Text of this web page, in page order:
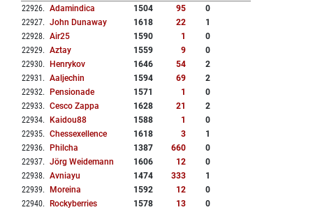
22926. Adamindica 1504 95
0
22927. John Dunaway 1618 22
1
22928. Air25 1590 1
0
22929. Aztay 1559 9
0
22930. Henrykov 1646 54
2
22931 . Aaljechin 1594 69
2
22932. Pensionade 1571 1
0
22933. Cesco Zappa 1628 21
2
22934. Kaidou88 1588 1
0
22935. Chessexellence 1618 3
1
22936. Philcha 1387 660
0
22937. Jörg Weidemann 1606 12
0
22938. Avniayu 1474 333
1
22939. Moreina 1592 12
0
22940. Rockyberries 1578 13
0